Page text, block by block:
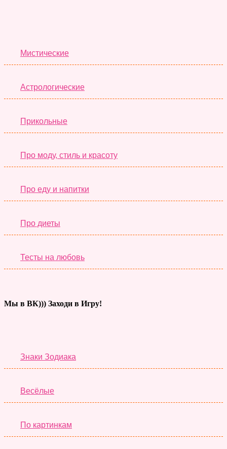
Мистические
Астрологические
Прикольные
Про моду, стиль и красоту
Про еду и напитки
Про диеты
Тесты на любовь
Мы в ВК))) Заходи в Игру!
Знаки Зодиака
Весёлые
По картинкам